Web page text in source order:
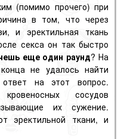
(помимо прочего) при
в том, что через
и эректильная ткань
секса он так быстро
еще один раунд? На
не удалось найти
ответ на этот вопрос.
сосудов
их сужение.
эректильной ткани, и